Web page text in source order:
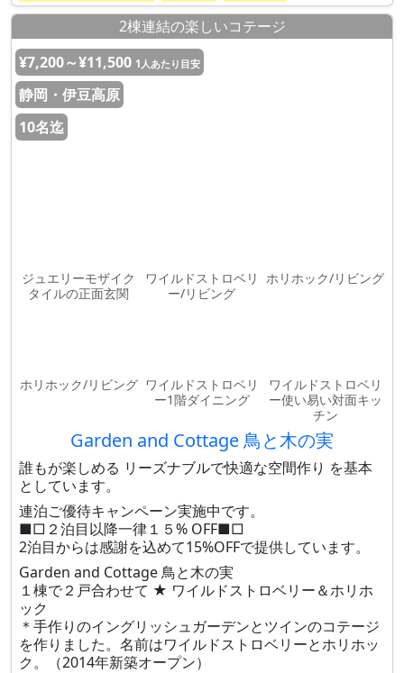
2棟連結の楽しいコテージ
¥7,200～¥11,500 1人あたり目安
静岡・伊豆高原
10名迄
ジュエリーモザイク
タイルの正面玄関
ワイルドストロベリ
ー/リビング
ホリホック/リビング
ホリホック/リビング ワイルドストロベリ
ー1階ダイニング
ワイルドストロベリ
ー使い易い対面キッ
チン
Garden and Cottage 鳥と木の実
誰もが楽しめる リーズナブルで快適な空間作り を基本
としています。
連泊ご優待キャンペーン実施中です。
■□２泊目以降一律１５% OFF■□
2泊目からは感謝を込めて15%OFFで提供しています。
Garden and Cottage 鳥と木の実
１棟で２戸合わせて ★ ワイルドストロベリー＆ホリホ
ック
＊手作りのイングリッシュガーデンとツインのコテージ
を作りました。名前はワイルドストロベリーとホリホッ
ク。（2014年新築オープン）